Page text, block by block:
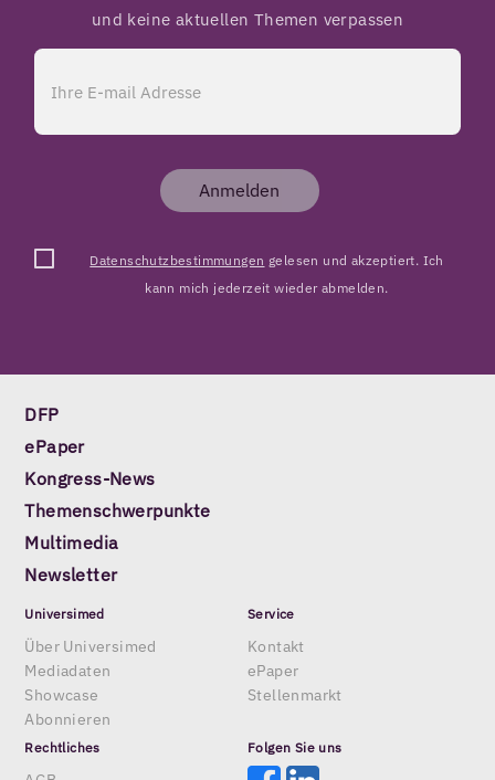
und keine aktuellen Themen verpassen
Anmelden
Datenschutzbestimmungen gelesen und akzeptiert. Ich
kann mich jederzeit wieder abmelden.
DFP
ePaper
Kongress-News
Themenschwerpunkte
Multimedia
Newsletter
Universimed
Über Universimed
Mediadaten
Showcase
Abonnieren
Service
Kontakt
ePaper
Stellenmarkt
Rechtliches Folgen Sie uns